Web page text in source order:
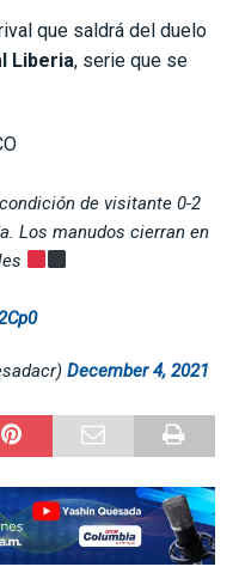
que saldrá del duelo
Liberia, serie que se
de visitante 0-2
Los manudos cierran en
December 4, 2021